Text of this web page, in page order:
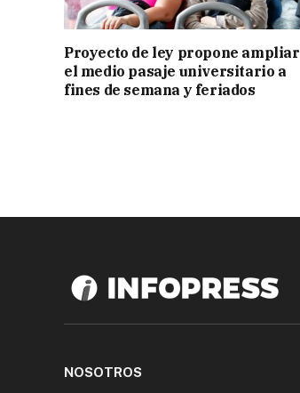
Proyecto de ley propone ampliar
el medio pasaje universitario a
fines de semana y feriados
NOSOTROS